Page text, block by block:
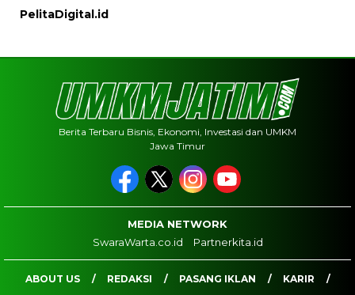
PelitaDigital.id
Berita Terbaru Bisnis, Ekonomi, Investasi dan UMKM
Jawa Timur
MEDIA NETWORK
SwaraWarta.co.id
Partnerkita.id
ABOUT US REDAKSI PASANG IKLAN
KARIR